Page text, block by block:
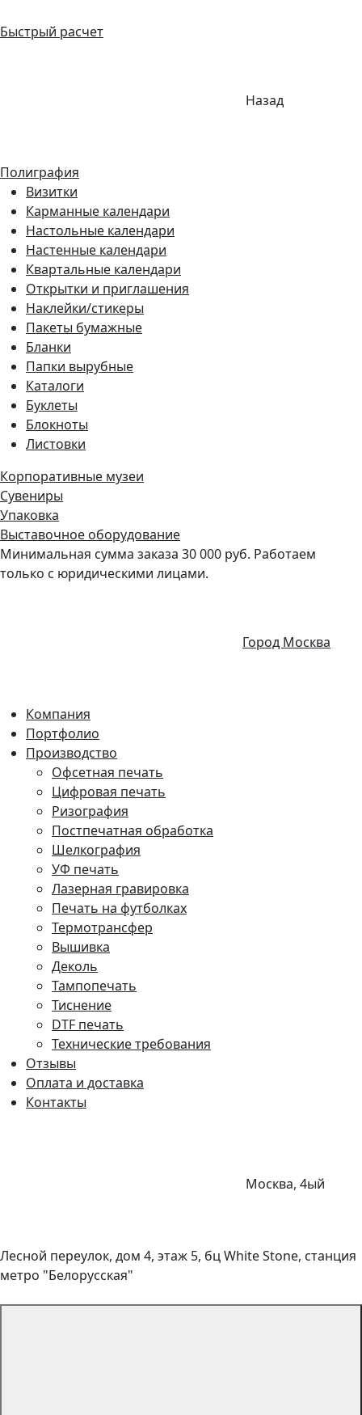
Быстрый расчет
Назад
Полиграфия
Визитки
Карманные календари
Настольные календари
Настенные календари
Квартальные календари
Открытки и приглашения
Наклейки/стикеры
Пакеты бумажные
Бланки
Папки вырубные
Каталоги
Буклеты
Блокноты
Листовки
Корпоративные музеи
Сувениры
Упаковка
Выставочное оборудование
Минимальная сумма заказа 30 000 руб. Работаем
только с юридическими лицами.
Город Москва
Компания
Портфолио
Производство
Офсетная печать
Цифровая печать
Ризография
Постпечатная обработка
Шелкография
УФ печать
Лазерная гравировка
Печать на футболках
Термотрансфер
Вышивка
Деколь
Тампопечать
Тиснение
DTF печать
Технические требования
Отзывы
Оплата и доставка
Контакты
Москва, 4ый
Лесной переулок, дом 4, этаж 5, бц White Stone, станция
метро "Белорусская"